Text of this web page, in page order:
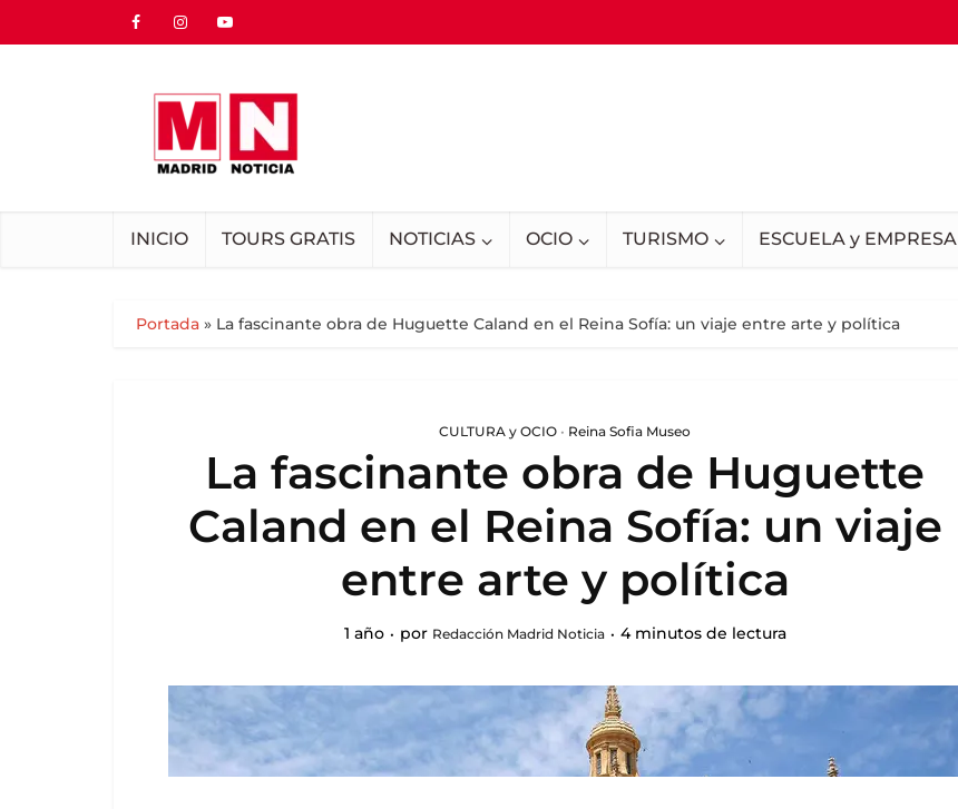
INICIO TOURS GRATIS NOTICIAS OCIO TURISMO ESCUELA y EMPRESA
Portada » La fascinante obra de Huguette Caland en el Reina Sofía: un viaje entre arte y política
CULTURA y OCIO • Reina Sofia Museo
La fascinante obra de Huguette
Caland en el Reina Sofía: un viaje
entre arte y política
1 año por Redacción Madrid Noticia 4 minutos de lectura